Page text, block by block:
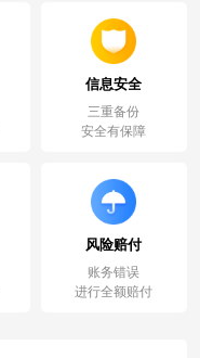
信息安全
三重备份
安全有保障
风险赔付
账务错误
进行全额赔付